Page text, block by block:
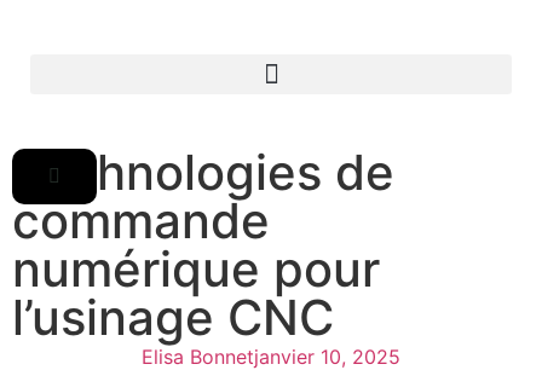
Technologies de
commande
numérique pour
l’usinage CNC
Elisa Bonnetjanvier 10, 2025